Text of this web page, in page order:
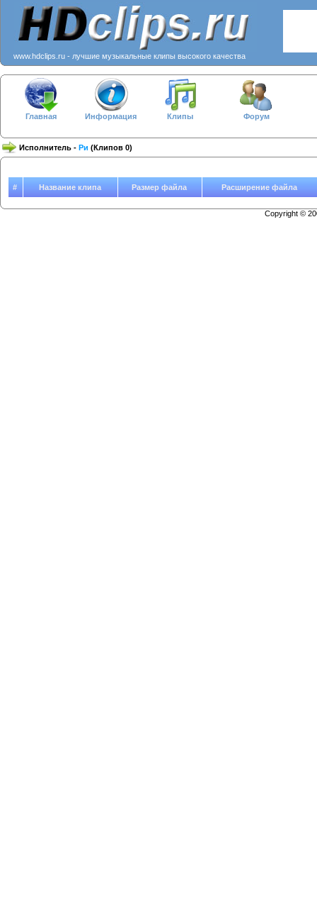
www.hdclips.ru - лучшие музыкальные клипы высокого качества
Главная Информация Клипы Форум
Исполнитель - Ри (Клипов 0)
# Название клипа Размер файла Расширение файла
Copyright ©